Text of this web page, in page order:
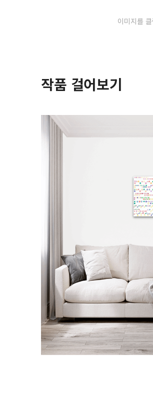
이미지를
작품 걸어보기